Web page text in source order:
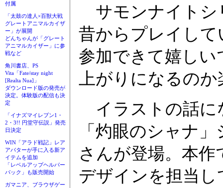
付属
「太鼓の達人×百獣大戦
グレートアニマルカイザ
ー」が展開
どんちゃんが「グレート
アニマルカイザー」に参
戦など
角川書店、PS
Vita「Fate/stay night
[Realta Nua]」
ダウンロード版の発売が
決定。体験版の配信も決
定
「イナズマイレブン1・
2・3!! 円堂守伝説」発売
日決定
WIN「アラド戦記」レア
アバターが手に入る新ア
イテムを追加
「レベルアップヘルパー
パック」も販売開始
ガマニア、ブラウザゲー
サモンナイトシ
昔からプレイし
参加できて嬉し
上がりになるの
イラストの話に
「灼眼のシャナ
さんが登場。本
デザインを担当し